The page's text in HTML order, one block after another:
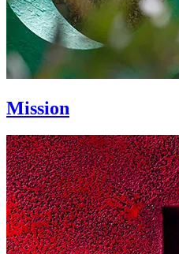
Mission